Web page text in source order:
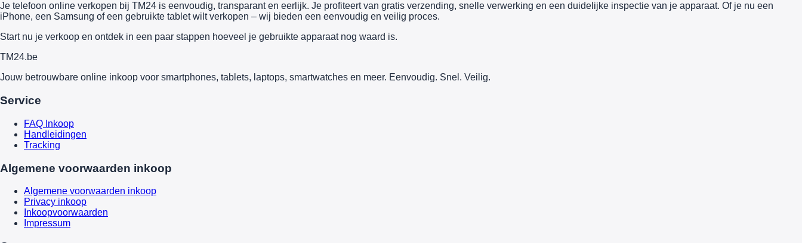
Je telefoon online verkopen bij TM24 is eenvoudig, transparant en eerlijk. Je profiteert van gratis verzending, snelle verwerking en een duidelijke inspectie van je apparaat. Of je nu een
iPhone, een Samsung of een gebruikte tablet wilt verkopen – wij bieden een eenvoudig en veilig proces.
Start nu je verkoop en ontdek in een paar stappen hoeveel je gebruikte apparaat nog waard is.
TM24.be
Jouw betrouwbare online inkoop voor smartphones, tablets, laptops, smartwatches en meer. Eenvoudig. Snel. Veilig.
Service
FAQ Inkoop
Handleidingen
Tracking
Algemene voorwaarden inkoop
Algemene voorwaarden inkoop
Privacy inkoop
Inkoopvoorwaarden
Impressum